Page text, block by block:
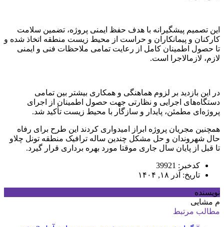
این تصمیم پیشگیرانه با هدف حفظ ایمنی پروژه، تضمین سلامت
کارکنان و پیمانکاران و حراست از محیط زیست منطقه اتخاذ شده و
تا حصول اطمینان کامل از رعایت تمامی ملاحظات فنی و ایمنی
لازم، لازمالاجرا است.
در این بازدید بر لزوم هماهنگی و همکاری بیشتر بین تمامی
دستگاه‌های اجرایی و نظارتی جهت حصول اطمینان از اجرای
پروژه‌ای مطمئن، پایدار و سازگار با محیط زیست تأکید شد.
همچنین مجریان پروژه ابراز امیدواری کردند این طرح برای رفاه
حال شهروندان و حل مشکل چندین ساله ترافیک منطقه تونل چلاو
تا قبل از پایان سال جاری موقتا مورد بهره برداری قرار گیرد.
کدخبر: 39921
تاریخ: آذر ۱۸, ۱۴۰۴
نویسنده
م مشایی
مطالب مرتبط